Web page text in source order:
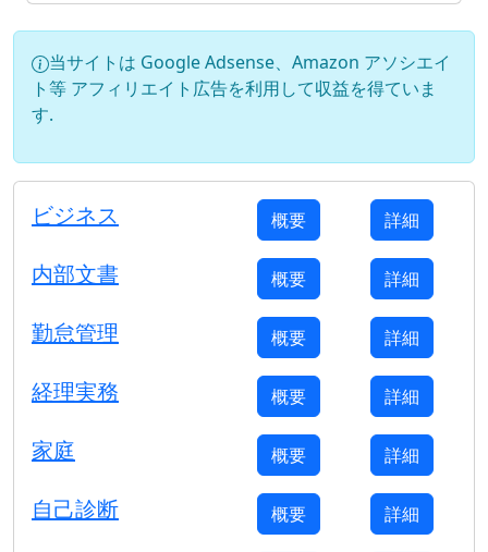
当サイトは Google Adsense、Amazon アソシエイ
ト等 アフィリエイト広告を利用して収益を得ていま
す.
ビジネス 概要 詳細
内部文書 概要 詳細
勤怠管理 概要 詳細
経理実務 概要 詳細
家庭 概要 詳細
自己診断 概要 詳細